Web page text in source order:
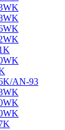
AN-93